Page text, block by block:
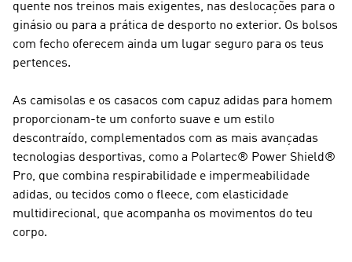
quente nos treinos mais exigentes, nas deslocações para o
ginásio ou para a prática de desporto no exterior. Os bolsos
com fecho oferecem ainda um lugar seguro para os teus
pertences.
As camisolas e os casacos com capuz adidas para homem
proporcionam-te um conforto suave e um estilo
descontraído, complementados com as mais avançadas
tecnologias desportivas, como a Polartec® Power Shield®
Pro, que combina respirabilidade e impermeabilidade
adidas, ou tecidos como o fleece, com elasticidade
multidirecional, que acompanha os movimentos do teu
corpo.